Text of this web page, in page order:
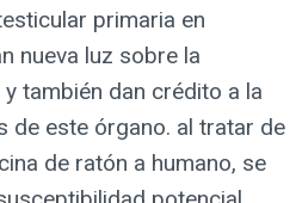
primaria en
nueva luz sobre la
también dan crédito a la
de este órgano. al tratar de
de ratón a humano, se